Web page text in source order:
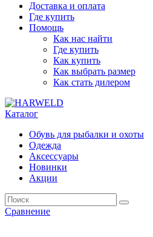
Доставка и оплата
Где купить
Помощь
Как нас найти
Где купить
Как купить
Как выбрать размер
Как стать дилером
Каталог
Обувь для рыбалки и охоты
Одежда
Аксессуары
Новинки
Акции
Сравнение